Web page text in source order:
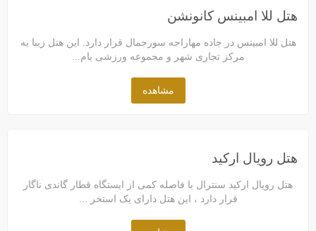
هتل للا امبینس کانونشن
هتل للا امبینس در جاده مهاراجه سورجمال قرار دارد. این هتل زیبا به
مرکز تجاری شهر و مجموعه ورزشی یام...
مشاهده
هتل رویال ارکید
هتل رویال ارکید سنترال با فاصله کمی از ایستگاه قطار گاندی ناگار
قرار دارد ، این هتل دارای یک استخر ...